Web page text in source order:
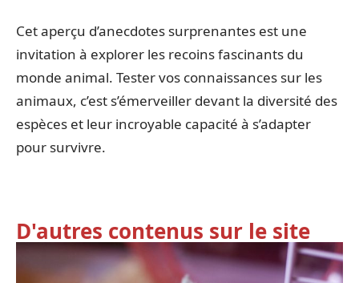
Cet aperçu d’anecdotes surprenantes est une
invitation à explorer les recoins fascinants du
monde animal. Tester vos connaissances sur les
animaux, c’est s’émerveiller devant la diversité des
espèces et leur incroyable capacité à s’adapter
pour survivre.
D'autres contenus sur le site